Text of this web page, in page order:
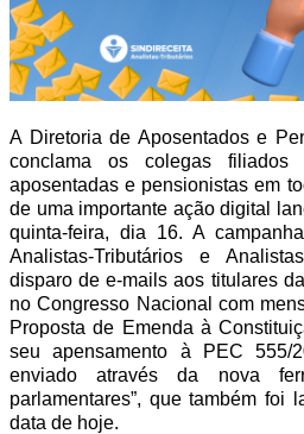
A Diretoria de Aposentados e
conclama os colegas filiados
aposentadas e pensionistas em
de uma importante ação digital
quinta-feira, dia 16. A
Analistas-Tributários e
disparo de e-mails aos titulares
no Congresso Nacional com
Proposta de Emenda à
seu apensamento à PEC 555/
enviado através da nova
parlamentares”, que também foi
data de hoje.